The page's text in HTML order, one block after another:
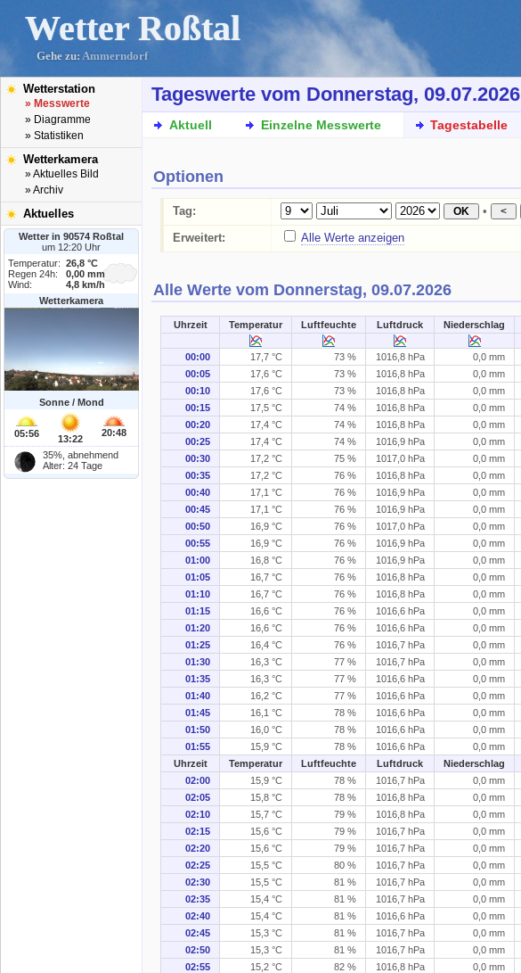
Wetter Roßtal
Gehe zu: Ammerndorf
Wetterstation
» Messwerte
» Diagramme
» Statistiken
Wetterkamera
» Aktuelles Bild
» Archiv
Aktuelles
Wetter in 90574 Roßtal
um 12:20 Uhr
Temperatur:
26,8 °C
Regen 24h:
0,00 mm
Wind:
4,8 km/h
Wetterkamera
Sonne / Mond
05:56 13:22
20:48
35%, abnehmend
Alter: 24 Tage
Tageswerte vom Donnerstag, 09.07.2026
Aktuell Einzelne Messwerte Tagestabelle
Optionen
Tag: •
Erweitert:
Alle Werte anzeigen
Alle Werte vom Donnerstag, 09.07.2026
Einen Moment bitte, die Daten werden aufbereitet...
Uhrzeit Temperatur Luftfeuchte Luftdruck Niederschlag
00:00 17,7 °C 73 % 1016,8 hPa 0,0 mm
00:05
17,6 °C 73 % 1016,8 hPa 0,0 mm
00:10
17,6 °C 73 % 1016,8 hPa 0,0 mm
00:15
17,5 °C 74 % 1016,8 hPa 0,0 mm
00:20
17,4 °C 74 % 1016,8 hPa 0,0 mm
00:25
17,4 °C 74 % 1016,9 hPa 0,0 mm
00:30
17,2 °C 75 % 1017,0 hPa 0,0 mm
00:35
17,2 °C 76 % 1016,8 hPa 0,0 mm
00:40
17,1 °C 76 % 1016,9 hPa 0,0 mm
00:45
17,1 °C 76 % 1016,9 hPa 0,0 mm
00:50
16,9 °C 76 % 1017,0 hPa 0,0 mm
00:55
16,9 °C 76 % 1016,9 hPa 0,0 mm
01:00
16,8 °C 76 % 1016,9 hPa 0,0 mm
01:05
16,7 °C 76 % 1016,8 hPa 0,0 mm
01:10
16,7 °C 76 % 1016,8 hPa 0,0 mm
01:15
16,6 °C 76 % 1016,6 hPa 0,0 mm
01:20
16,6 °C 76 % 1016,6 hPa 0,0 mm
01:25
16,4 °C 76 % 1016,7 hPa 0,0 mm
01:30
16,3 °C 77 % 1016,7 hPa 0,0 mm
01:35
16,3 °C 77 % 1016,6 hPa 0,0 mm
01:40
16,2 °C 77 % 1016,6 hPa 0,0 mm
01:45
16,1 °C 78 % 1016,6 hPa 0,0 mm
01:50
16,0 °C 78 % 1016,6 hPa 0,0 mm
01:55
15,9 °C 78 % 1016,6 hPa 0,0 mm
Uhrzeit
Temperatur Luftfeuchte Luftdruck Niederschlag
02:00
15,9 °C 78 % 1016,7 hPa 0,0 mm
02:05
15,8 °C 78 % 1016,8 hPa 0,0 mm
02:10
15,7 °C 79 % 1016,8 hPa 0,0 mm
02:15
15,6 °C 79 % 1016,7 hPa 0,0 mm
02:20
15,6 °C 79 % 1016,7 hPa 0,0 mm
02:25
15,5 °C 80 % 1016,7 hPa 0,0 mm
02:30
15,5 °C 81 % 1016,7 hPa 0,0 mm
02:35
15,4 °C 81 % 1016,7 hPa 0,0 mm
02:40
15,4 °C 81 % 1016,6 hPa 0,0 mm
02:45
15,3 °C 81 % 1016,7 hPa 0,0 mm
02:50
15,3 °C 81 % 1016,7 hPa 0,0 mm
02:55
15,2 °C 82 % 1016,8 hPa 0,0 mm